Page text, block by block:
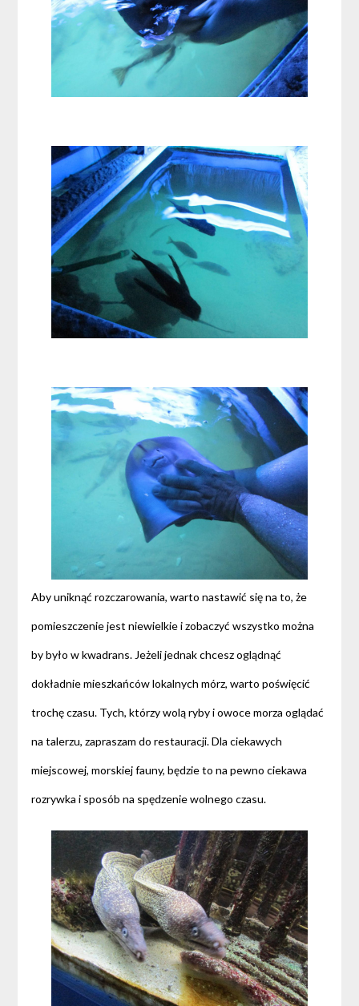
Aby uniknąć rozczarowania, warto nastawić się na to, że
pomieszczenie jest niewielkie i zobaczyć wszystko można
by było w kwadrans. Jeżeli jednak chcesz oglądnąć
dokładnie mieszkańców lokalnych mórz, warto poświęcić
trochę czasu. Tych, którzy wolą ryby i owoce morza oglądać
na talerzu, zapraszam do restauracji. Dla ciekawych
miejscowej, morskiej fauny, będzie to na pewno ciekawa
rozrywka i sposób na spędzenie wolnego czasu.